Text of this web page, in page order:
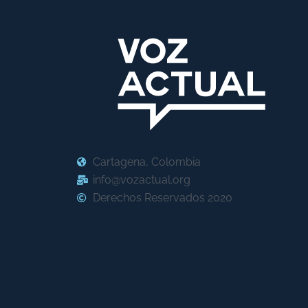
Cartagena, Colombia
info@vozactual.org
Derechos Reservados 2020